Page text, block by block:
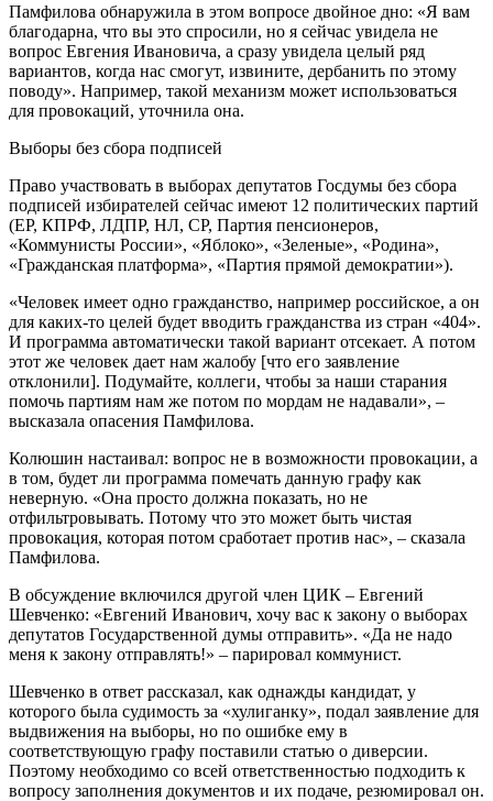
Памфилова обнаружила в этом вопросе двойное дно: «Я вам
благодарна, что вы это спросили, но я сейчас увидела не
вопрос Евгения Ивановича, а сразу увидела целый ряд
вариантов, когда нас смогут, извините, дербанить по этому
поводу». Например, такой механизм может использоваться
для провокаций, уточнила она.
Выборы без сбора подписей
Право участвовать в выборах депутатов Госдумы без сбора
подписей избирателей сейчас имеют 12 политических партий
(ЕР, КПРФ, ЛДПР, НЛ, СР, Партия пенсионеров,
«Коммунисты России», «Яблоко», «Зеленые», «Родина»,
«Гражданская платформа», «Партия прямой демократии»).
«Человек имеет одно гражданство, например российское, а он
для каких-то целей будет вводить гражданства из стран «404».
И программа автоматически такой вариант отсекает. А потом
этот же человек дает нам жалобу [что его заявление
отклонили]. Подумайте, коллеги, чтобы за наши старания
помочь партиям нам же потом по мордам не надавали», –
высказала опасения Памфилова.
Колюшин настаивал: вопрос не в возможности провокации, а
в том, будет ли программа помечать данную графу как
неверную. «Она просто должна показать, но не
отфильтровывать. Потому что это может быть чистая
провокация, которая потом сработает против нас», – сказала
Памфилова.
В обсуждение включился другой член ЦИК – Евгений
Шевченко: «Евгений Иванович, хочу вас к закону о выборах
депутатов Государственной думы отправить». «Да не надо
меня к закону отправлять!» – парировал коммунист.
Шевченко в ответ рассказал, как однажды кандидат, у
которого была судимость за «хулиганку», подал заявление для
выдвижения на выборы, но по ошибке ему в
соответствующую графу поставили статью о диверсии.
Поэтому необходимо со всей ответственностью подходить к
вопросу заполнения документов и их подаче, резюмировал он.